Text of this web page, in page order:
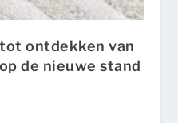
ontdekken van
de nieuwe stand